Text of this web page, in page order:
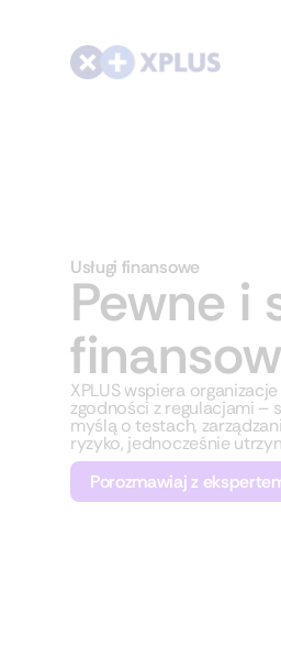
Usługi finansowe
Pewne i
XPLUS wspiera
zgodności z regulacjami –
myślą o testach,
ryzyko, jednocześnie
Porozmawiaj z